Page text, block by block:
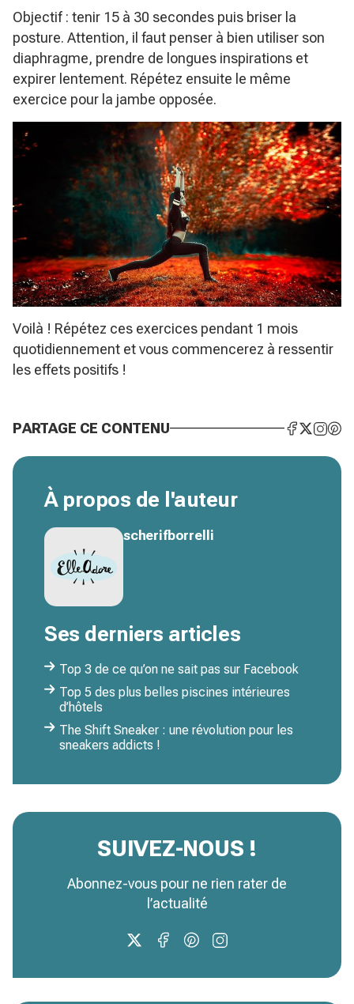
Objectif : tenir 15 à 30 secondes puis briser la
posture. Attention, il faut penser à bien utiliser son
diaphragme, prendre de longues inspirations et
expirer lentement. Répétez ensuite le même
exercice pour la jambe opposée.
Voilà ! Répétez ces exercices pendant 1 mois
quotidiennement et vous commencerez à ressentir
les effets positifs !
PARTAGE CE CONTENU
À propos de l'auteur
scherifborrelli
Ses derniers articles
Top 3 de ce qu’on ne sait pas sur Facebook
Top 5 des plus belles piscines intérieures
d’hôtels
The Shift Sneaker : une révolution pour les
sneakers addicts !
SUIVEZ-NOUS !
Abonnez-vous pour ne rien rater de
l’actualité